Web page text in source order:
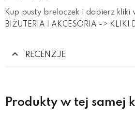
Kup pusty breloczek i dobierz kliki
BIŻUTERIA I AKCESORIA -> KLIKI
RECENZJE
Produkty w tej samej